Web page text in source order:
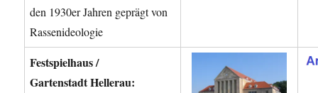
den 1930er Jahren geprägt von
Rassenideologie
Festspielhaus /
Gartenstadt Hellerau: